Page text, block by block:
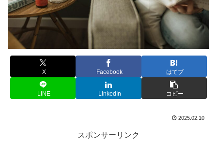
X Facebook はてブ
LINE LinkedIn コピー
2025.02.10
スポンサーリンク